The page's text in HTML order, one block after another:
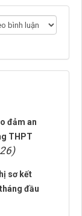
đảm an
THPT
sơ kết
đầu